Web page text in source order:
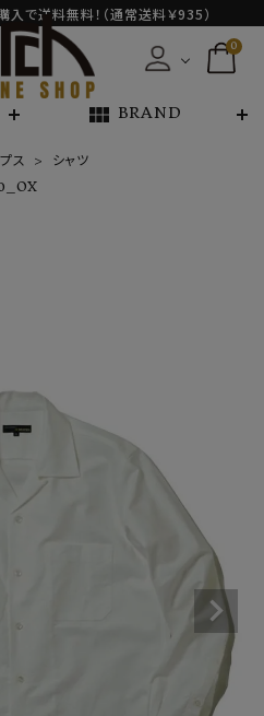
で送料無料！（通常送料￥935）
0
view_module BRAND
ス
シャツ